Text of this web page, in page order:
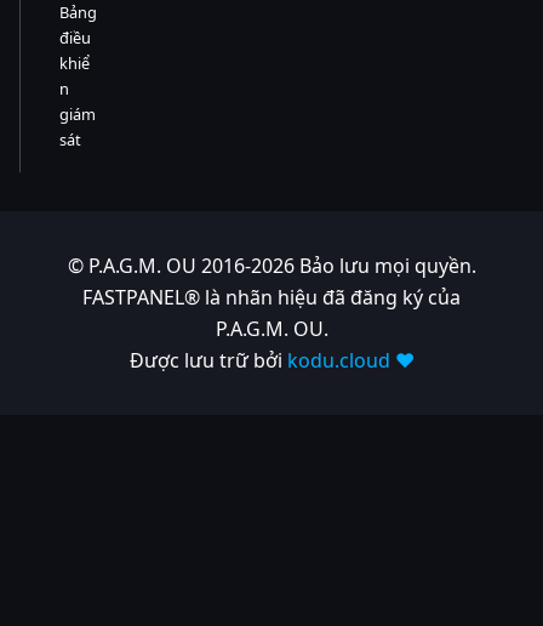
Bảng
điều
khiể
n
giám
sát
© P.A.G.M. OU 2016-2026 Bảo lưu mọi quyền.
FASTPANEL® là nhãn hiệu đã đăng ký của
P.A.G.M. OU.
Được lưu trữ bởi kodu.cloud ❤️